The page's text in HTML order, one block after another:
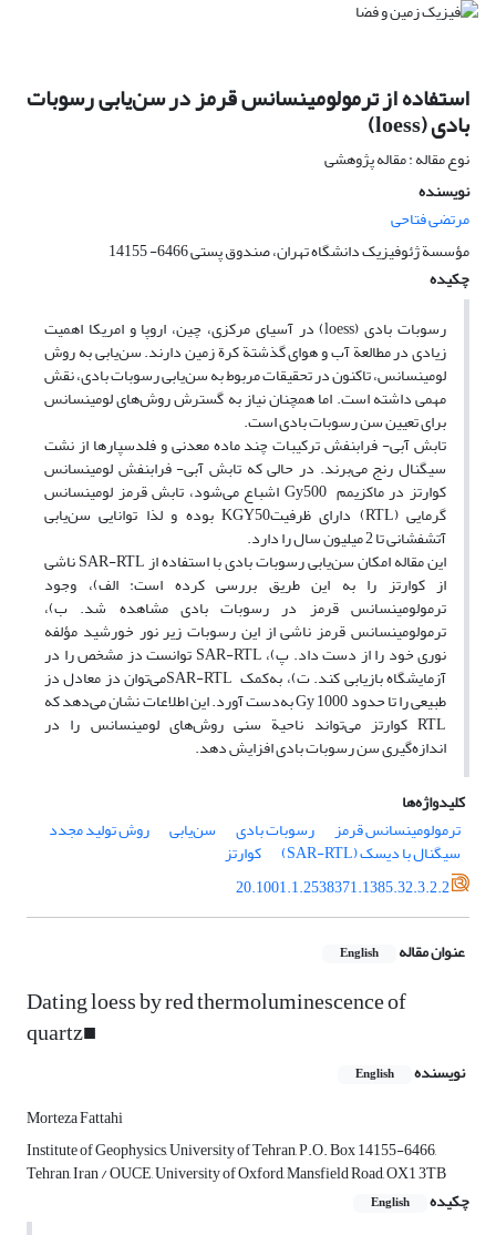
استفاده از ترمولومینسانس قرمز در سن‌یابی رسوبات
بادی (loess)
نوع مقاله : مقاله پژوهشی
نویسنده
مرتضی فتاحی
مؤسسة ژئوفیزیک دانشگاه تهران، صندوق پستی 6466- 14155
چکیده
رسوبات بادی (loess) در آسیای مرکزی، چین، اروپا و امریکا اهمیت
زیادی در مطالعة آب و هوای گذشتة کرة زمین دارند. سن‌یابی به روش
لومینسانس، تاکنون در تحقیقات مربوط به سن‌یابی رسوبات بادی، نقش
مهمی داشته است. اما همچنان نیاز به گسترش روش‌های لومینسانس
برای تعیین سن رسوبات بادی است.
تابش آبی- فرابنفش ترکیبات چند ماده معدنی و فلدسپارها از نشت
سیگنال رنج می‌برند. در حالی که تابش آبی- فرابنفش لومینسانس
کوارتز در ماکزیمم Gy500 اشباع می‌شود، تابش قرمز لومینسانس
گرمایی (RTL) دارای ظرفیتKGY50 بوده و لذا توانایی سن‌یابی
آتشفشانی تا 2 میلیون سال را دارد.
این مقاله امکان سن‌یابی رسوبات بادی با استفاده از SAR-RTL ناشی
از کوارتز را به این طریق بررسی کرده است:‌ الف)، وجود
ترمولومینسانس قرمز در رسوبات بادی مشاهده شد. ب)،
ترمولومینسانس قرمز ناشی از این رسوبات زیر نور خورشید مؤلفه
نوری خود را از دست داد. پ)، SAR-RTL توانست دز مشخص را در
آزمایشگاه بازیابی کند. ت)، به‌کمک SAR-RTLمی‌توان دز معادل دز
طبیعی را تا حدود Gy 1000 به‌دست آورد. این اطلاعات نشان می‌دهد که
RTL کوارتز می‌تواند ناحیة سنی روش‌های لومینسانس را در
اندازه‌گیری سن رسوبات بادی افزایش دهد.
کلیدواژه‌ها
ترمولومینسانس قرمز
رسوبات بادی سن‌یابی روش تولید مجدد
سیگنال با دیسک (SAR-RTL)
کوارتز
20.1001.1.2538371.1385.32.3.2.2
عنوان مقاله English
Dating loess by red thermoluminescence of
quartz■
نویسنده English
Morteza Fattahi
Institute of Geophysics, University of Tehran, P.O. Box 14155-6466,
Tehran, Iran / OUCE, University of Oxford, Mansfield Road, OX1 3TB
چکیده
English